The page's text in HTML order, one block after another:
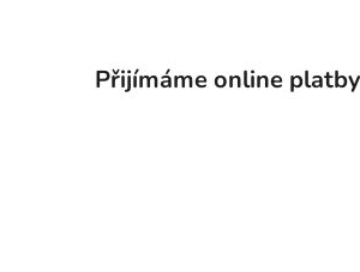
Přijímáme online platby